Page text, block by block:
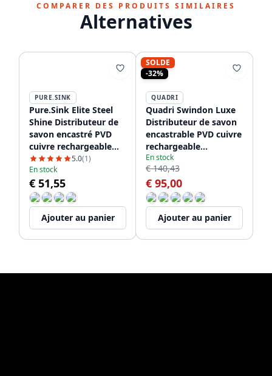
COMPARER DES PRODUITS SIMILAIRES
Alternatives
PURE.SINK
Pure.Sink Elite Steel
Shine Distributeur de
savon encastré PVD
cuivre rechargeable
par le haut PS9010-62
5.0(1)
En stock
€ 51,55
Ajouter au panier
SOLDE
-32%
QUADRI
Quadri Swindon Luxe
Distributeur de savon
encastrable PVD cuivre
rechargeable
1208956047
En stock
€ 140,43
€ 95,00
Ajouter au panier